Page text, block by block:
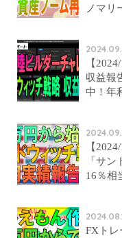
ノマリ
【
収益報
中！年
【
「サ
16％相
FXトレ